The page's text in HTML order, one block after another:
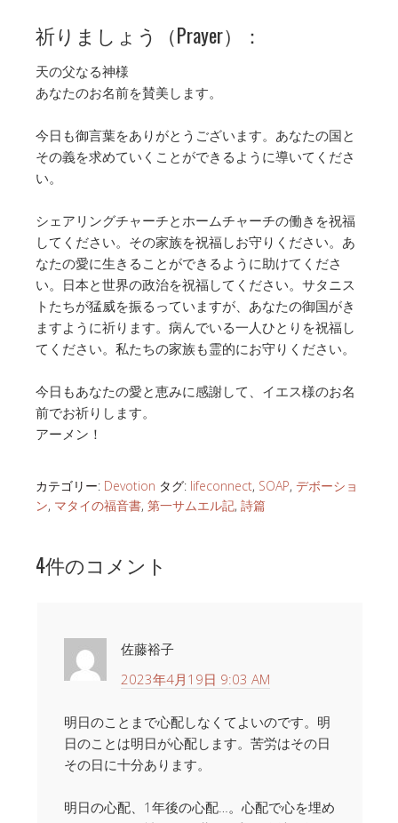
祈りましょう（Prayer）：
天の父なる神様
あなたのお名前を賛美します。
今日も御言葉をありがとうございます。あなたの国と
その義を求めていくことができるように導いてくださ
い。
シェアリングチャーチとホームチャーチの働きを祝福
してください。その家族を祝福しお守りください。あ
なたの愛に生きることができるように助けてくださ
い。日本と世界の政治を祝福してください。サタニス
トたちが猛威を振るっていますが、あなたの御国がき
ますように祈ります。病んでいる一人ひとりを祝福し
てください。私たちの家族も霊的にお守りください。
今日もあなたの愛と恵みに感謝して、イエス様のお名
前でお祈りします。
アーメン！
カテゴリー: Devotion タグ: lifeconnect, SOAP, デボーショ
ン, マタイの福音書, 第一サムエル記, 詩篇
4件のコメント
佐藤裕子
2023年4月19日 9:03 AM
明日のことまで心配しなくてよいのです。明
日のことは明日が心配します。苦労はその日
その日に十分あります。
明日の心配、1年後の心配…。心配で心を埋め